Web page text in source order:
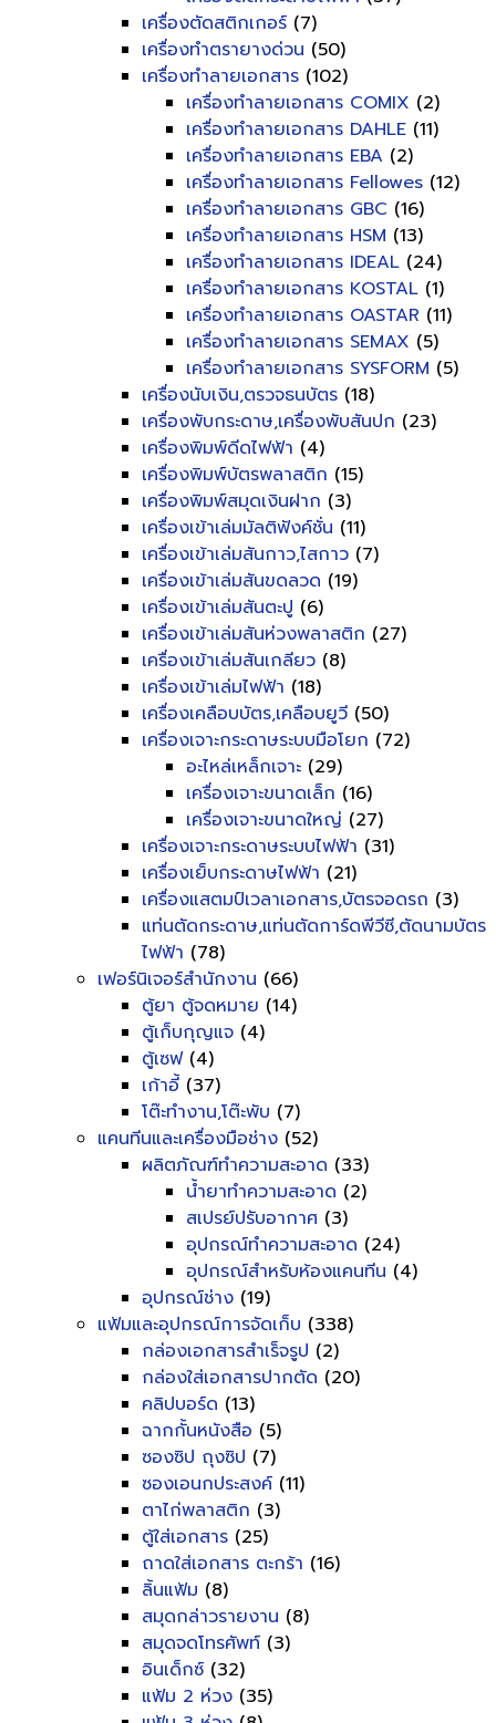
เครื่องตัดสติกเกอร์ (7)
เครื่องทำตรายางด่วน (50)
เครื่องทำลายเอกสาร (102)
เครื่องทำลายเอกสาร COMIX (2)
เครื่องทำลายเอกสาร DAHLE (11)
เครื่องทำลายเอกสาร EBA (2)
เครื่องทำลายเอกสาร Fellowes (12)
เครื่องทำลายเอกสาร GBC (16)
เครื่องทำลายเอกสาร HSM (13)
เครื่องทำลายเอกสาร IDEAL (24)
เครื่องทำลายเอกสาร KOSTAL (1)
เครื่องทำลายเอกสาร OASTAR (11)
เครื่องทำลายเอกสาร SEMAX (5)
เครื่องทำลายเอกสาร SYSFORM (5)
เครื่องนับเงิน,ตรวจธนบัตร (18)
เครื่องพับกระดาษ,เครื่องพับสันปก (23)
เครื่องพิมพ์ดีดไฟฟ้า (4)
เครื่องพิมพ์บัตรพลาสติก (15)
เครื่องพิมพ์สมุดเงินฝาก (3)
เครื่องเข้าเล่มมัลติฟังค์ชั่น (11)
เครื่องเข้าเล่มสันกาว,ไสกาว (7)
เครื่องเข้าเล่มสันขดลวด (19)
เครื่องเข้าเล่มสันตะปู (6)
เครื่องเข้าเล่มสันห่วงพลาสติก (27)
เครื่องเข้าเล่มสันเกลียว (8)
เครื่องเข้าเล่มไฟฟ้า (18)
เครื่องเคลือบบัตร,เคลือบยูวี (50)
เครื่องเจาะกระดาษระบบมือโยก (72)
อะไหล่เหล็กเจาะ (29)
เครื่องเจาะขนาดเล็ก (16)
เครื่องเจาะขนาดใหญ่ (27)
เครื่องเจาะกระดาษระบบไฟฟ้า (31)
เครื่องเย็บกระดาษไฟฟ้า (21)
เครื่องแสตมป์เวลาเอกสาร,บัตรจอดรถ (3)
แท่นตัดกระดาษ,แท่นตัดการ์ดพีวีซี,ตัดนามบัตร
ไฟฟ้า (78)
เฟอร์นิเจอร์สำนักงาน (66)
ตู้ยา ตู้จดหมาย (14)
ตู้เก็บกุญแจ (4)
ตู้เซฟ(4)
เก้าอี้ (37)
โต๊ะทำงาน,โต๊ะพับ (7)
แคนทีนและเครื่องมือช่าง (52)
ผลิตภัณฑ์ทำความสะอาด (33)
น้ำยาทำความสะอาด (2)
สเปรย์ปรับอากาศ (3)
อุปกรณ์ทำความสะอาด (24)
อุปกรณ์สำหรับห้องแคนทีน (4)
อุปกรณ์ช่าง (19)
แฟ้มและอุปกรณ์การจัดเก็บ (338)
กล่องเอกสารสำเร็จรูป (2)
กล่องใส่เอกสารปากตัด (20)
คลิปบอร์ด (13)
ฉากกั้นหนังสือ (5)
ซองซิป ถุงซิป (7)
ซองเอนกประสงค์ (11)
ตาไก่พลาสติก (3)
ตู้ใส่เอกสาร (25)
ถาดใส่เอกสาร ตะกร้า (16)
ลิ้นแฟ้ม (8)
สมุดกล่าวรายงาน (8)
สมุดจดโทรศัพท์ (3)
อินเด็กซ์ (32)
แฟ้ม 2 ห่วง (35)